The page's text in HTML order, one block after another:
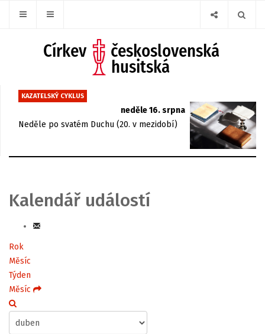
KAZATELSKÝ CYKLUS
neděle 16. srpna
Neděle po svatém Duchu (20. v mezidobí)
Kalendář událostí
Rok
Měsíc
Týden
Měsíc